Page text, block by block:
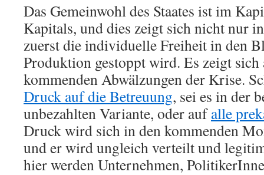
Das Gemeinwohl des Staates ist im
Kapitals, und dies zeigt sich nicht nur
zuerst die individuelle Freiheit in den
Produktion gestoppt wird. Es zeigt sich
kommenden Abwälzungen der Krise.
Druck auf die Betreuung, sei es in der
unbezahlten Variante, oder aufalle
Druck wird sich in den kommenden
und er wird ungleich verteilt und
hier werden Unternehmen,